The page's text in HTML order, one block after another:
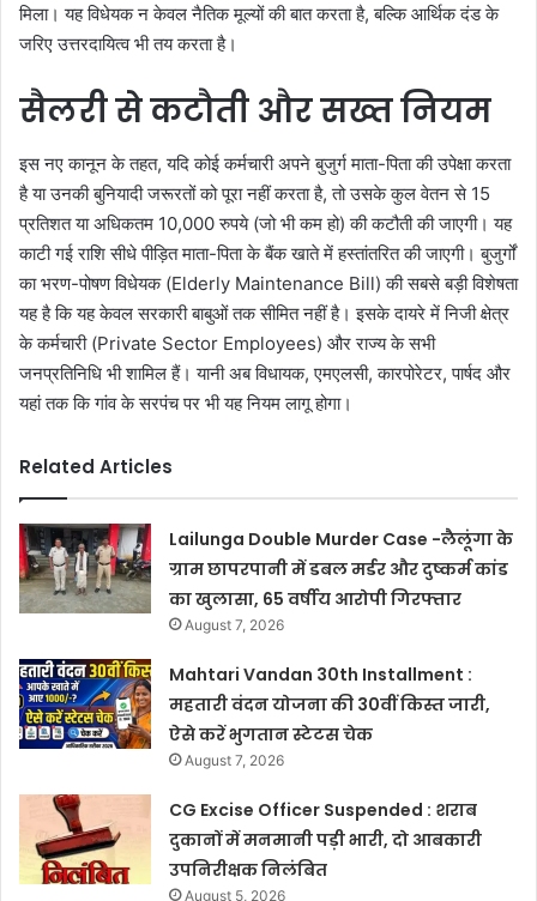
मिला। यह विधेयक न केवल नैतिक मूल्यों की बात करता है, बल्कि आर्थिक दंड के
जरिए उत्तरदायित्व भी तय करता है।
सैलरी से कटौती और सख्त नियम
इस नए कानून के तहत, यदि कोई कर्मचारी अपने बुजुर्ग माता-पिता की उपेक्षा करता
है या उनकी बुनियादी जरूरतों को पूरा नहीं करता है, तो उसके कुल वेतन से 15
प्रतिशत या अधिकतम 10,000 रुपये (जो भी कम हो) की कटौती की जाएगी। यह
काटी गई राशि सीधे पीड़ित माता-पिता के बैंक खाते में हस्तांतरित की जाएगी। बुजुर्गों
का भरण-पोषण विधेयक (Elderly Maintenance Bill) की सबसे बड़ी विशेषता
यह है कि यह केवल सरकारी बाबुओं तक सीमित नहीं है। इसके दायरे में निजी क्षेत्र
के कर्मचारी (Private Sector Employees) और राज्य के सभी
जनप्रतिनिधि भी शामिल हैं। यानी अब विधायक, एमएलसी, कारपोरेटर, पार्षद और
यहां तक कि गांव के सरपंच पर भी यह नियम लागू होगा।
Related Articles
Lailunga Double Murder Case -लैलूंगा के
ग्राम छापरपानी में डबल मर्डर और दुष्कर्म कांड
का खुलासा, 65 वर्षीय आरोपी गिरफ्तार
August 7, 2026
Mahtari Vandan 30th Installment :
महतारी वंदन योजना की 30वीं किस्त जारी,
ऐसे करें भुगतान स्टेटस चेक
August 7, 2026
CG Excise Officer Suspended : शराब
दुकानों में मनमानी पड़ी भारी, दो आबकारी
उपनिरीक्षक निलंबित
August 5, 2026